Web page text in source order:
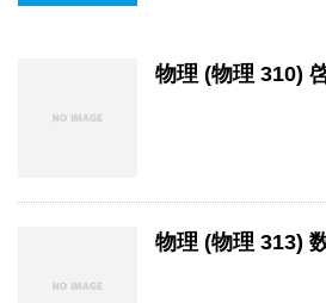
物理 (物理 310)
物理 (物理 313)